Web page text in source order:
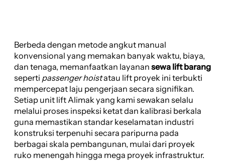
Berbeda dengan metode angkut manual
konvensional yang memakan banyak waktu, biaya,
dan tenaga, memanfaatkan layanan sewa lift barang
seperti passenger hoistatau lift proyek ini terbukti
mempercepat laju pengerjaan secara signifikan.
Setiap unit lift Alimak yang kami sewakan selalu
melalui proses inspeksi ketat dan kalibrasi berkala
guna memastikan standar keselamatan industri
konstruksi terpenuhi secara paripurna pada
berbagai skala pembangunan, mulai dari proyek
ruko menengah hingga mega proyek infrastruktur.